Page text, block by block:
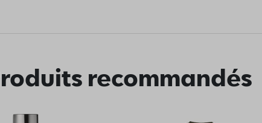
recommandés